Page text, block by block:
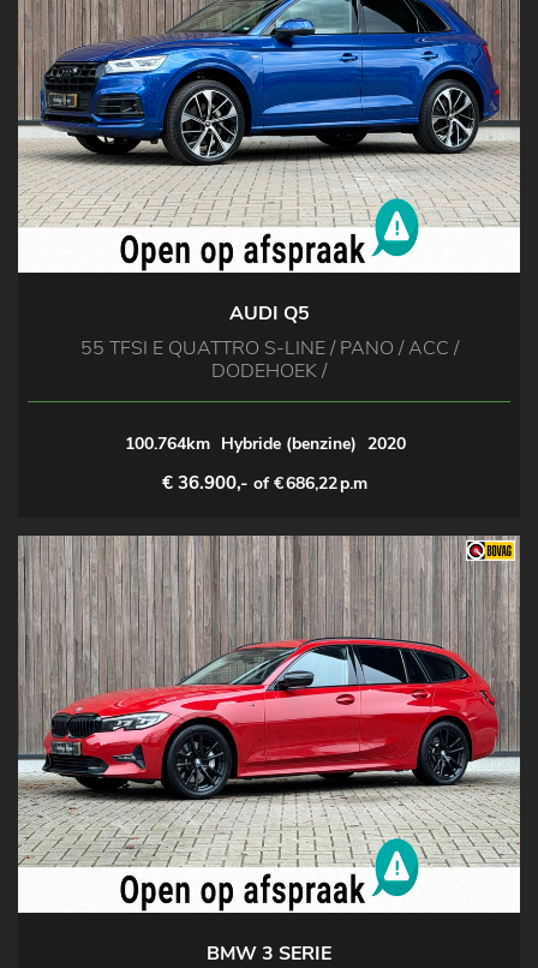
AUDI Q5
55 TFSI E QUATTRO S-LINE / PANO / ACC /
DODEHOEK /
100.764km Hybride (benzine) 2020
€ 36.900,- of €686,22p.m
BMW 3 SERIE